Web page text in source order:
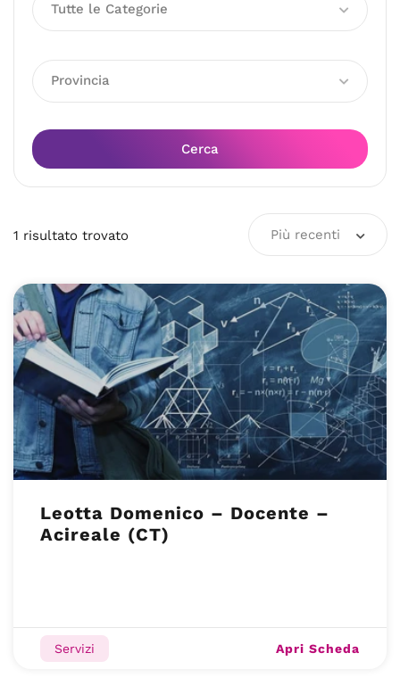
Tutte le Categorie
Provincia
Cerca
1 risultato trovato Più recenti
Leotta Domenico – Docente –
Acireale (CT)
Servizi Apri Scheda